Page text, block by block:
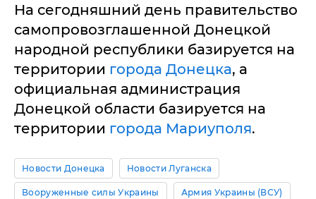
На сегодняшний день правительство
самопровозглашенной Донецкой
народной республики базируется на
территории города Донецка, а
официальная администрация
Донецкой области базируется на
территории города Мариуполя.
Новости Донецка Новости Луганска
Вооруженные силы Украины Армия Украины (ВСУ)